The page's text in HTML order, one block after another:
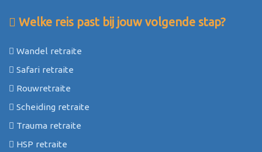
Welke reis past bij jouw volgende stap?
Wandel retraite
Safari retraite
Rouwretraite
Scheiding retraite
Trauma retraite
HSP retraite